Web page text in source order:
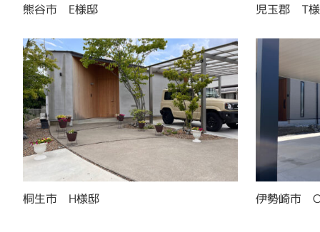
熊谷市 E様邸 児玉郡 T
桐生市 H様邸 伊勢崎市